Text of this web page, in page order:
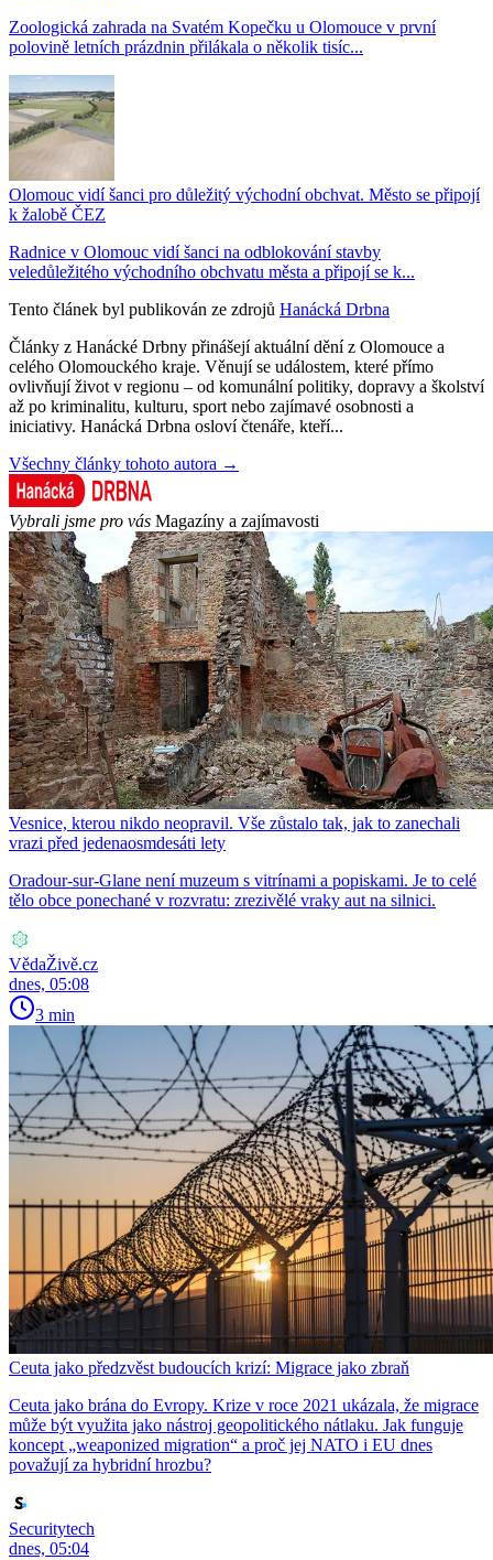
Zoologická zahrada na Svatém Kopečku u Olomouce v první
polovině letních prázdnin přilákala o několik tisíc...
Olomouc vidí šanci pro důležitý východní obchvat. Město se připojí
k žalobě ČEZ
Radnice v Olomouc vidí šanci na odblokování stavby
veledůležitého východního obchvatu města a připojí se k...
Tento článek byl publikován ze zdrojů Hanácká Drbna
Články z Hanácké Drbny přinášejí aktuální dění z Olomouce a
celého Olomouckého kraje. Věnují se událostem, které přímo
ovlivňují život v regionu – od komunální politiky, dopravy a školství
až po kriminalitu, kulturu, sport nebo zajímavé osobnosti a
iniciativy. Hanácká Drbna osloví čtenáře, kteří...
Všechny články tohoto autora →
Vybrali jsme pro vás Magazíny a zajímavosti
Vesnice, kterou nikdo neopravil. Vše zůstalo tak, jak to zanechali
vrazi před jedenaosmdesáti lety
Oradour-sur-Glane není muzeum s vitrínami a popiskami. Je to celé
tělo obce ponechané v rozvratu: zrezivělé vraky aut na silnici.
VědaŽivě.cz
dnes, 05:08
3 min
Ceuta jako předzvěst budoucích krizí: Migrace jako zbraň
Ceuta jako brána do Evropy. Krize v roce 2021 ukázala, že migrace
může být využita jako nástroj geopolitického nátlaku. Jak funguje
koncept „weaponized migration“ a proč jej NATO i EU dnes
považují za hybridní hrozbu?
Securitytech
dnes, 05:04